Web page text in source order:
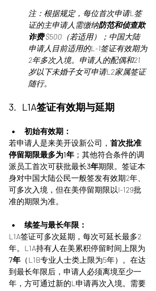
注：根据规定，每位首次申请L签
证的主申请人需缴纳防范和侦查欺
诈费 $500（若适用）；中国大陆
申请人目前适用的L-1签证有效期为
2年多次入境。申请人的配偶和21
岁以下未婚子女可申请L2家属签证
随行。
3.   L1A签证有效期与延期
初始有效期：
若申请人是来美开设新公司， 首次批准
停留期限最多为1年 ；其他符合条件的调
派员工首次可获批最长3年期限。签证本
身对中国大陆公民一般签发有效期2年、
可多次入境，但在美停留期限以I-129批
准的期限为准。
续签与最长年限：
L1A签证可多次延期，每次可延长最多2
年。L1A持有人在美累积停留时间上限为
7年 （L1B专业人士类上限为5年）。在达
到最长年限后，申请人必须离境至少一
年，方可通过新的L申请再次入境。需要